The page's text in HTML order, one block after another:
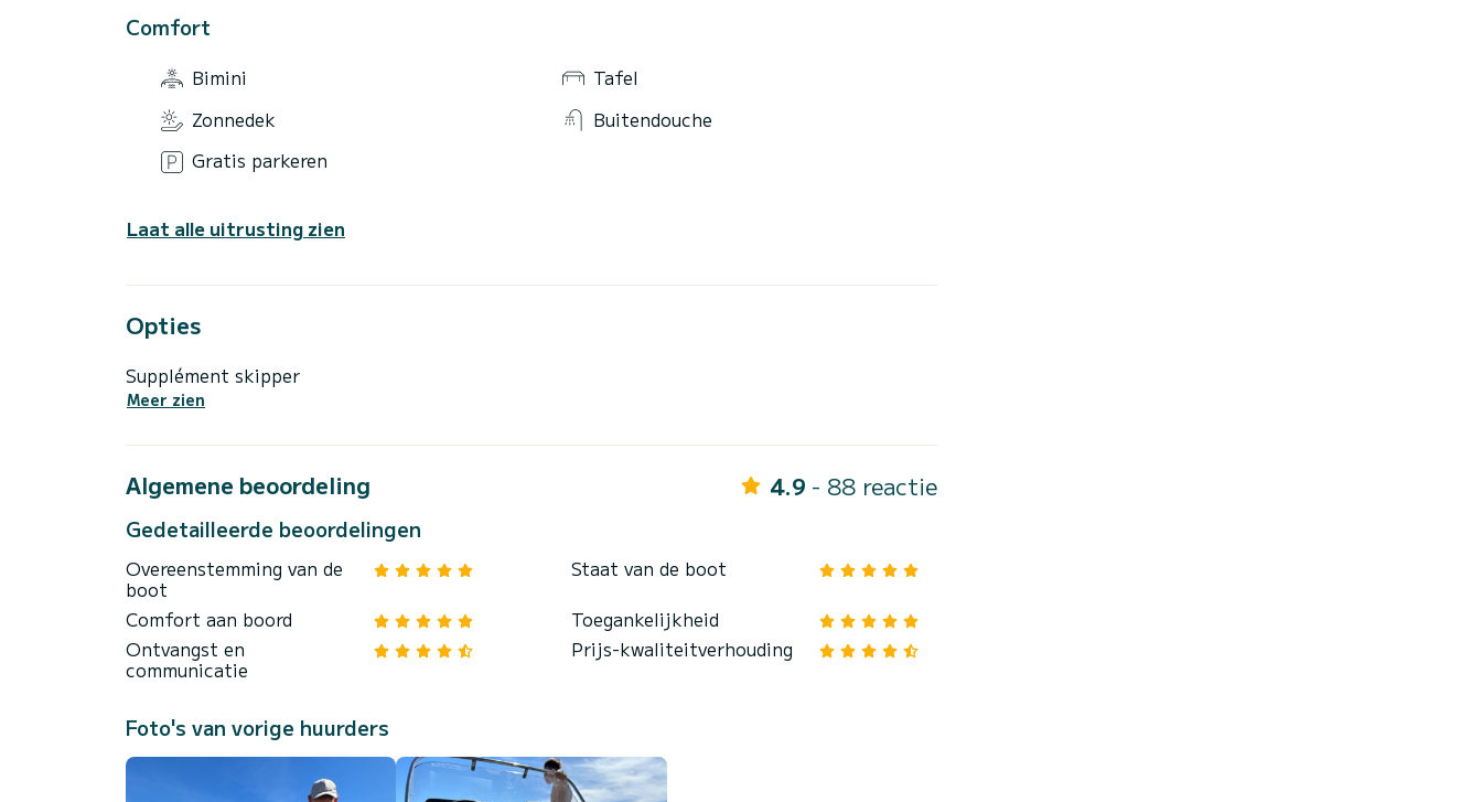
Comfort
Bimini
Tafel
Zonnedek
Buitendouche
Gratis parkeren
Laat alle uitrusting zien
Opties
Supplément skipper
Meer zien
Algemene beoordeling 4.9 - 88 reactie
Gedetailleerde beoordelingen
Overeenstemming van de
boot
Staat van de boot
Comfort aan boord
Toegankelijkheid
Ontvangst en
communicatie
Prijs-kwaliteitverhouding
Foto's van vorige huurders